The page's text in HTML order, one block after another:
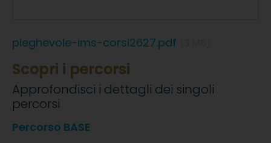
pieghevole-ims-corsi2627.pdf
Scopri i percorsi
Approfondisci i dettagli dei singoli
percorsi
Percorso BASE